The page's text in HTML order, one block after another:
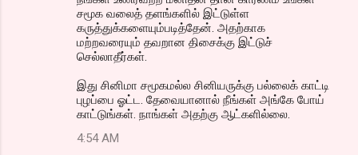
சமூக வலைத் தளங்களில் இட்டுள்ள
கருத்துக்களையும்படித்தேன். அதற்காக
மற்றவரையும் தவறான திசைக்கு இட்டுச்
செல்லாதீர்கள்.
இது சினிமா சமூகமல்ல சினியருக்கு பல்லைக் காட்டி
புழப்பை ஓட்ட. தேவையானால் நீங்கள் அங்கே போய்
காட்டுங்கள். நாங்கள் அதற்கு ஆட்களில்லை.
4:54 AM